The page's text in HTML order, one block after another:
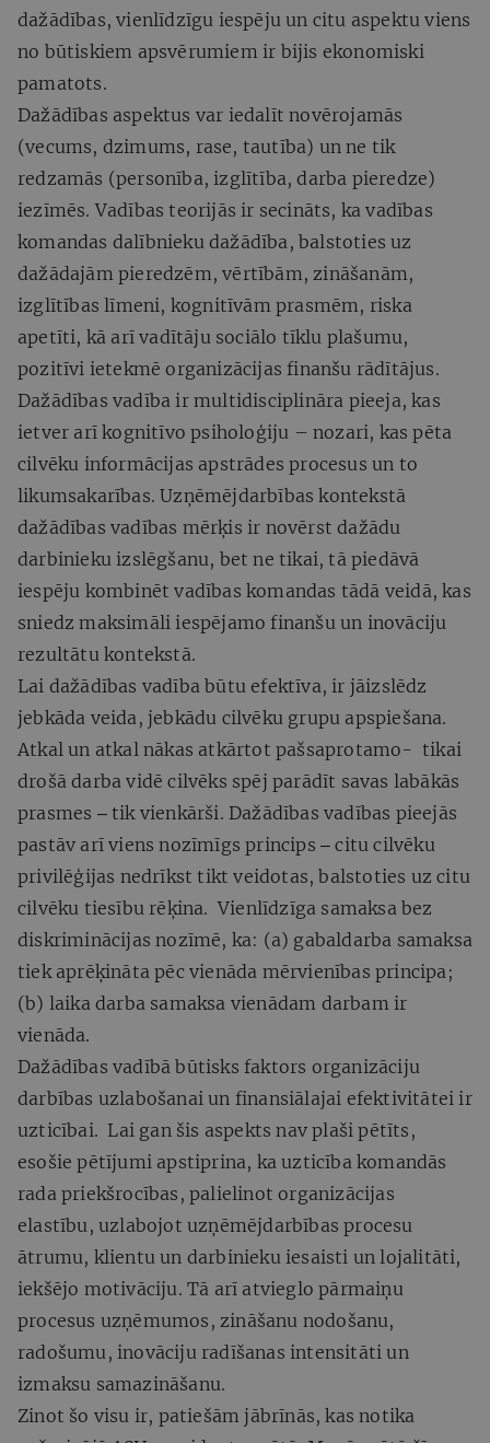
dažādības, vienlīdzīgu iespēju un citu aspektu viens
no būtiskiem apsvērumiem ir bijis ekonomiski
pamatots.
Dažādības aspektus var iedalīt novērojamās
(vecums, dzimums, rase, tautība) un ne tik
redzamās (personība, izglītība, darba pieredze)
iezīmēs. Vadības teorijās ir secināts, ka vadības
komandas dalībnieku dažādība, balstoties uz
dažādajām pieredzēm, vērtībām, zināšanām,
izglītības līmeni, kognitīvām prasmēm, riska
apetīti, kā arī vadītāju sociālo tīklu plašumu,
pozitīvi ietekmē organizācijas finanšu rādītājus.
Dažādības vadība ir multidisciplināra pieeja, kas
ietver arī kognitīvo psiholoģiju – nozari, kas pēta
cilvēku informācijas apstrādes procesus un to
likumsakarības. Uzņēmējdarbības kontekstā
dažādības vadības mērķis ir novērst dažādu
darbinieku izslēgšanu, bet ne tikai, tā piedāvā
iespēju kombinēt vadības komandas tādā veidā, kas
sniedz maksimāli iespējamo finanšu un inovāciju
rezultātu kontekstā.
Lai dažādības vadība būtu efektīva, ir jāizslēdz
jebkāda veida, jebkādu cilvēku grupu apspiešana.
Atkal un atkal nākas atkārtot pašsaprotamo- tikai
drošā darba vidē cilvēks spēj parādīt savas labākās
prasmes ‒ tik vienkārši. Dažādības vadības pieejās
pastāv arī viens nozīmīgs princips ‒ citu cilvēku
privilēģijas nedrīkst tikt veidotas, balstoties uz citu
cilvēku tiesību rēķina. Vienlīdzīga samaksa bez
diskriminācijas nozīmē, ka: (a) gabaldarba samaksa
tiek aprēķināta pēc vienāda mērvienības principa;
(b) laika darba samaksa vienādam darbam ir
vienāda.
Dažādības vadībā būtisks faktors organizāciju
darbības uzlabošanai un finansiālajai efektivitātei ir
uzticībai. Lai gan šis aspekts nav plaši pētīts,
esošie pētījumi apstiprina, ka uzticība komandās
rada priekšrocības, palielinot organizācijas
elastību, uzlabojot uzņēmējdarbības procesu
ātrumu, klientu un darbinieku iesaisti un lojalitāti,
iekšējo motivāciju. Tā arī atvieglo pārmaiņu
procesus uzņēmumos, zināšanu nodošanu,
radošumu, inovāciju radīšanas intensitāti un
izmaksu samazināšanu.
Zinot šo visu ir, patiešām jābrīnās, kas notika